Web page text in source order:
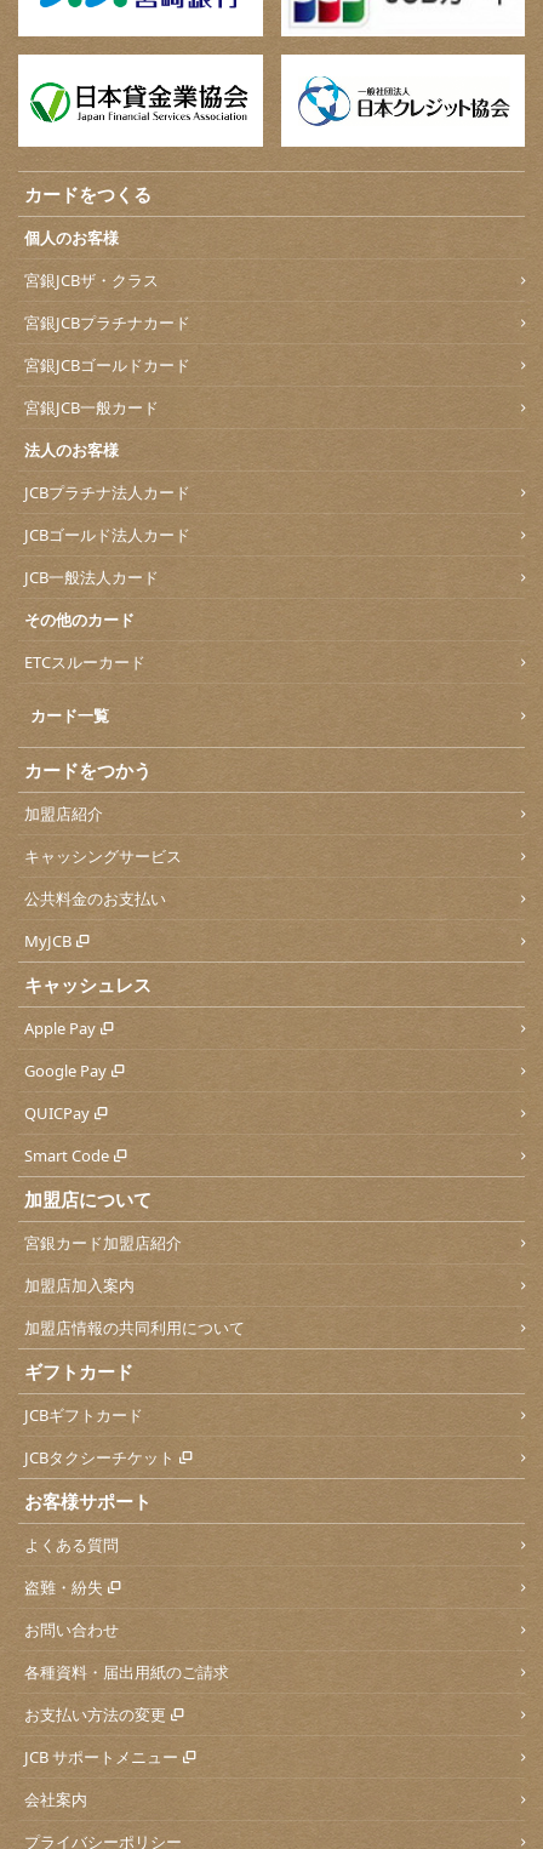
カードをつくる
個人のお客様
宮銀JCBザ・クラス
宮銀JCBプラチナカード
宮銀JCBゴールドカード
宮銀JCB一般カード
法人のお客様
JCBプラチナ法人カード
JCBゴールド法人カード
JCB一般法人カード
その他のカード
ETCスルーカード
カード一覧
カードをつかう
加盟店紹介
キャッシングサービス
公共料金のお支払い
MyJCB
キャッシュレス
Apple Pay
Google Pay
QUICPay
Smart Code
加盟店について
宮銀カード加盟店紹介
加盟店加入案内
加盟店情報の共同利用について
ギフトカード
JCBギフトカード
JCBタクシーチケット
お客様サポート
よくある質問
盗難・紛失
お問い合わせ
各種資料・届出用紙のご請求
お支払い方法の変更
JCB サポートメニュー
会社案内
プライバシーポリシー